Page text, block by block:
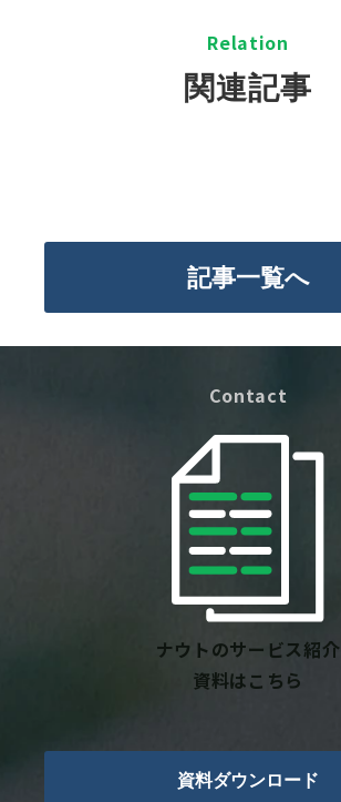
Relation
関連記事
記事一覧へ
Contact
ナウトのサービス紹介
資料はこちら
資料ダウンロード